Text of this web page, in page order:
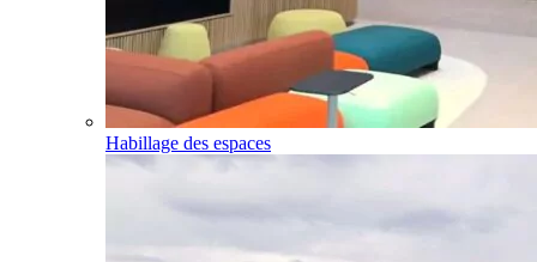
Habillage des espaces